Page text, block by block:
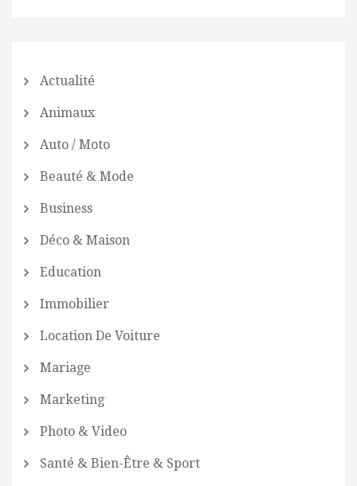
Actualité
Animaux
Auto / Moto
Beauté & Mode
Business
Déco & Maison
Education
Immobilier
Location De Voiture
Mariage
Marketing
Photo & Video
Santé & Bien-Être & Sport